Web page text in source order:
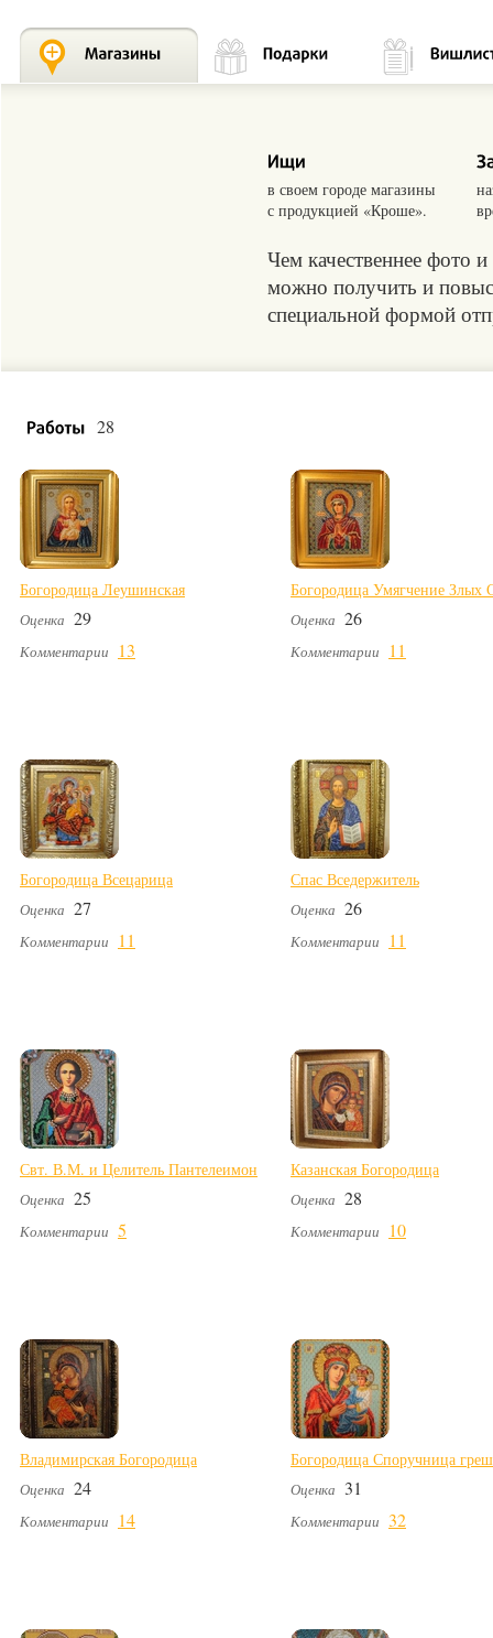
в своем городе магазины
с продукцией «Кроше».
Чем качественнее фото
можно получить и
специальной формой
28
Богородица Леушинская
Оценка 29
Комментарии 13
Богородица Умягчение Злых
Оценка 26
Комментарии 11
Богородица Всецарица
Оценка 27
Комментарии 11
Спас Вседержитель
Оценка 26
Комментарии 11
Свт. В.М. и Целитель Пантелеимон
Оценка 25
Комментарии 5
Казанская Богородица
Оценка 28
Комментарии 10
Владимирская Богородица
Оценка 24
Комментарии 14
Богородица Споручница
Оценка 31
Комментарии 32